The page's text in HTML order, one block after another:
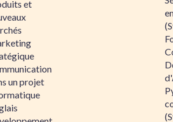
et
un projet